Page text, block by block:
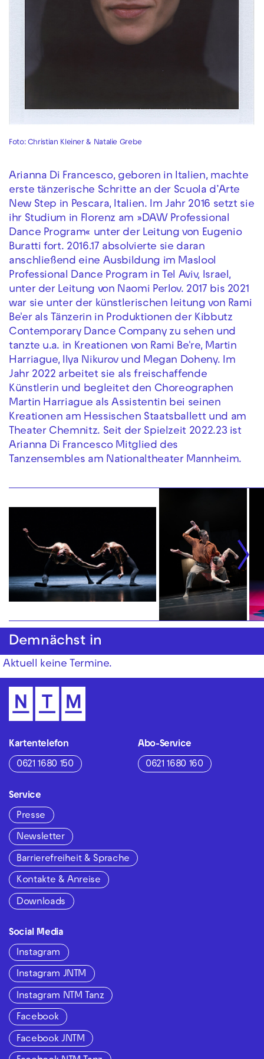
Foto: Christian Kleiner & Natalie Grebe
Arianna Di Francesco, geboren in Italien, machte
erste tänzerische Schritte an der Scuola d’Arte
New Step in Pescara, Italien. Im Jahr 2016 setzt sie
ihr Studium in Florenz am »DAW Professional
Dance Program« unter der Leitung von Eugenio
Buratti fort. 2016.17 absolvierte sie daran
anschließend eine Ausbildung im Maslool
Professional Dance Program in Tel Aviv, Israel,
unter der Leitung von Naomi Perlov. 2017 bis 2021
war sie unter der künstlerischen leitung von Rami
Be'er als Tänzerin in Produktionen der Kibbutz
Contemporary Dance Company zu sehen und
tanzte u.a. in Kreationen von Rami Be're, Martin
Harriague, Ilya Nikurov und Megan Doheny. Im
Jahr 2022 arbeitet sie als freischaffende
Künstlerin und begleitet den Choreographen
Martin Harriague als Assistentin bei seinen
Kreationen am Hessischen Staatsballett und am
Theater Chemnitz. Seit der Spielzeit 2022.23 ist
Arianna Di Francesco Mitglied des
Tanzensembles am Nationaltheater Mannheim.
Demnächst in
Aktuell keine Termine.
Kartentelefon
0621 1680 150
Abo-Service
0621 1680 160
Service
Presse
Newsletter
Barrierefreiheit & Sprache
Kontakte & Anreise
Downloads
Social Media
Instagram
Instagram JNTM
Instagram NTM Tanz
Facebook
Facebook JNTM